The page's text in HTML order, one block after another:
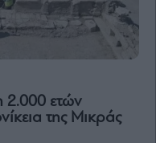
2.000 ετών
της Μικράς